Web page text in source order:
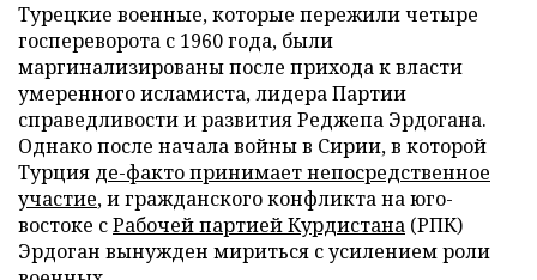
Турецкие военные, которые пережили четыре
госпереворота с 1960 года, были
маргинализированы после прихода к власти
умеренного исламиста, лидера Партии
справедливости и развития Реджепа Эрдогана.
Однако после начала войны в Сирии, в которой
Турция де-факто принимает непосредственное
участие, и гражданского конфликта на юго-
востоке сРабочей партией Курдистана (РПК)
Эрдоган вынужден мириться с усилением роли